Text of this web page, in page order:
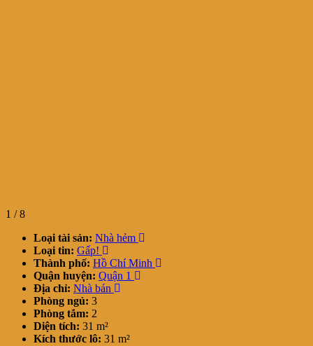
1 /8
Loại tài sản: Nhà hẻm
Loại tin: Gấp!
Thành phố: Hồ Chí Minh
Quận huyện: Quận 1
Địa chỉ: Nhà bán
Phòng ngủ: 3
Phòng tắm: 2
Diện tích: 31 m²
Kích thước lô: 31 m²